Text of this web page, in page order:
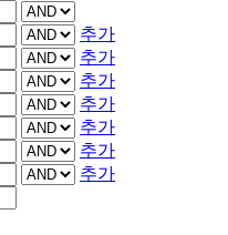
추가
추가
추가
추가
추가
추가
추가